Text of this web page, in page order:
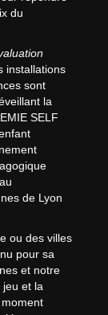
du
installations
sont
la
SELF
de Lyon
ou des villes
pour sa
et notre
jeu et la